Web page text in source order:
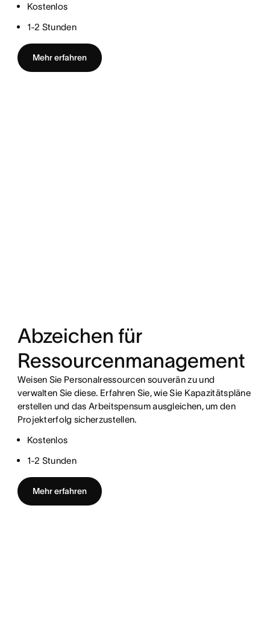
Kostenlos
1-2 Stunden
Mehr erfahren
Abzeichen für
Ressourcenmanagement
Weisen Sie Personalressourcen souverän zu und
verwalten Sie diese. Erfahren Sie, wie Sie Kapazitätspläne
erstellen und das Arbeitspensum ausgleichen, um den
Projekterfolg sicherzustellen.
Kostenlos
1-2 Stunden
Mehr erfahren